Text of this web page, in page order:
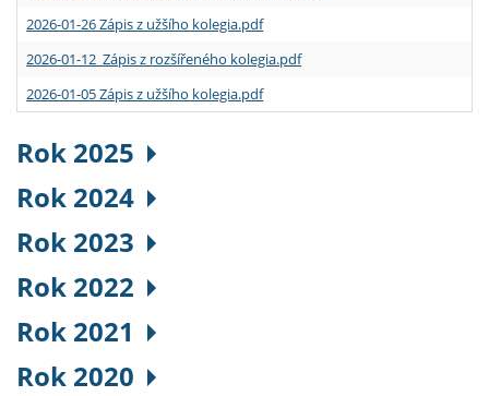
2026-01-26 Zápis z užšího kolegia.pdf
2026-01-12 Zápis z rozšířeného kolegia.pdf
2026-01-05 Zápis z užšího kolegia.pdf
Rok 2025
Rok 2024
Rok 2023
Rok 2022
Rok 2021
Rok 2020